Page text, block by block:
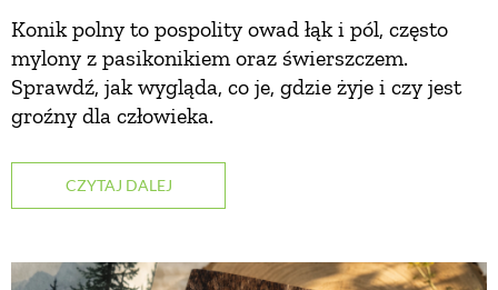
Konik polny to pospolity owad łąk i pól, często
mylony z pasikonikiem oraz świerszczem.
Sprawdź, jak wygląda, co je, gdzie żyje i czy jest
groźny dla człowieka.
CZYTAJ DALEJ
PRZYSTAWKI
ZUPY
DANIA GŁÓWNE